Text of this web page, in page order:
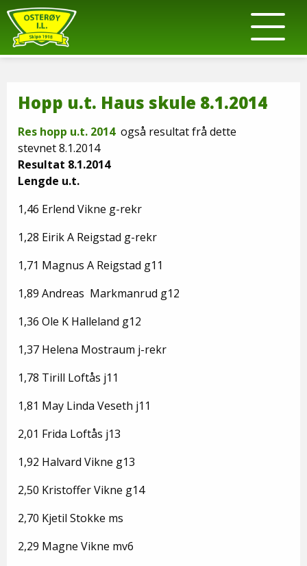
Hopp u.t. Haus skule 8.1.2014
Res hopp u.t. 2014 også resultat frå dette
stevnet 8.1.2014
Resultat 8.1.2014
Lengde u.t.
1,46 Erlend Vikne g-rekr
1,28 Eirik A Reigstad g-rekr
1,71 Magnus A Reigstad g11
1,89 Andreas Markmanrud g12
1,36 Ole K Halleland g12
1,37 Helena Mostraum j-rekr
1,78 Tirill Loftås j11
1,81 May Linda Veseth j11
2,01 Frida Loftås j13
1,92 Halvard Vikne g13
2,50 Kristoffer Vikne g14
2,70 Kjetil Stokke ms
2,29 Magne Vikne mv6